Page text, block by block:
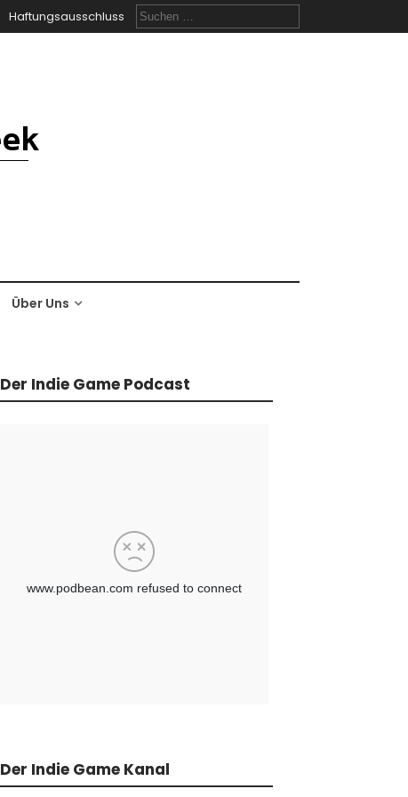
Haftungsausschluss
Suchen
nach:
Über Uns
Der Indie Game Podcast
Der Indie Game Kanal